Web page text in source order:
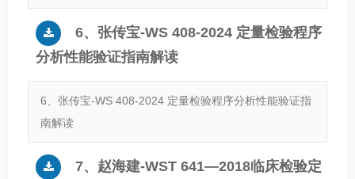
6、张传宝-WS 408-2024 定量检验程序
分析性能验证指南解读
6、张传宝-WS 408-2024 定量检验程序分析性能验证指
南解读
7、赵海建-WST 641—2018临床检验定